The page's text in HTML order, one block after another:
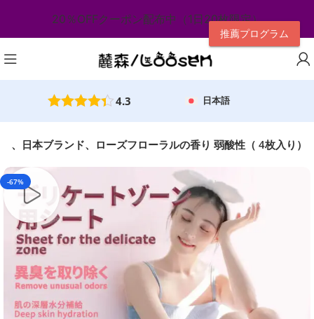
推薦プログラム
20％OFFクーポン配布中（1日20枚限定）
4.3 日本語
日本ブランド、ローズフローラルの香り 弱酸性（ 4枚入り）
-67%